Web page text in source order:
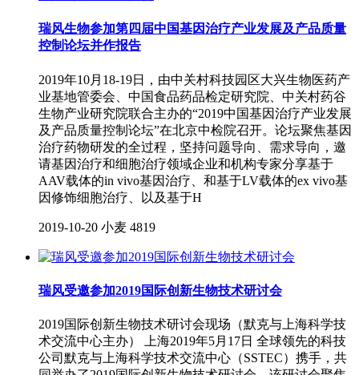
瑞风生物参加第四届中国基因治疗产业发展及产品质量
控制论坛并作报告
2019年10月18-19日，由中关村科技园区大兴生物医药产
业基地管委会、中国食品药品检定研究院、中关村药谷
生物产业研究院联合主办的“2019中国基因治疗产业发展
及产品质量控制论坛”在北京中检院召开。论坛聚焦基因
治疗药物研发的全过程，坚持问题导向、需求导向，邀
请基因治疗和细胞治疗领域企业和机构专家分享基于
AAV载体的in vivo基因治疗、和基于LV载体的ex vivo基
因修饰细胞治疗、以及基于H
2019-10-20 小麦 4819
瑞风受邀参加2019国际创新生物技术研讨会
2019国际创新生物技术研讨会现场（默克与上海科学技
术交流中心主办） 上海2019年5月17日 全球领先的科技
公司默克与上海科学技术交流中心（SSTEC）携手，共